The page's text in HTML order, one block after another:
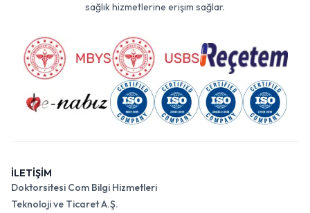
sağlık hizmetlerine erişim sağlar.
İLETİŞİM
Doktorsitesi Com Bilgi Hizmetleri
Teknoloji ve Ticaret A.Ş.